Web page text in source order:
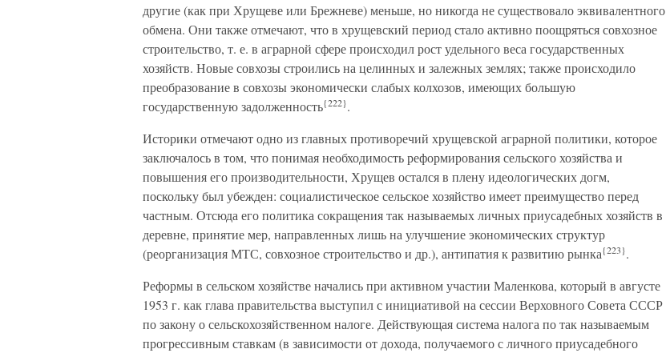
другие (как при Хрущеве или Брежневе) меньше, но никогда не существовало эквивалентного
обмена. Они также отмечают, что в хрущевский период стало активно поощряться совхозное
строительство, т. е. в аграрной сфере происходил рост удельного веса государственных
хозяйств. Новые совхозы строились на целинных и залежных землях; также происходило
преобразование в совхозы экономически слабых колхозов, имеющих большую
государственную задолженность{222}.
Историки отмечают одно из главных противоречий хрущевской аграрной политики, которое
заключалось в том, что понимая необходимость реформирования сельского хозяйства и
повышения его производительности, Хрущев остался в плену идеологических догм,
поскольку был убежден: социалистическое сельское хозяйство имеет преимущество перед
частным. Отсюда его политика сокращения так называемых личных приусадебных хозяйств в
деревне, принятие мер, направленных лишь на улучшение экономических структур
(реорганизация МТС, совхозное строительство и др.), антипатия к развитию рынка{223}.
Реформы в сельском хозяйстве начались при активном участии Маленкова, который в августе
1953 г. как глава правительства выступил с инициативой на сессии Верховного Совета СССР
по закону о сельскохозяйственном налоге. Действующая система налога по так называемым
прогрессивным ставкам (в зависимости от дохода, получаемого с личного приусадебного